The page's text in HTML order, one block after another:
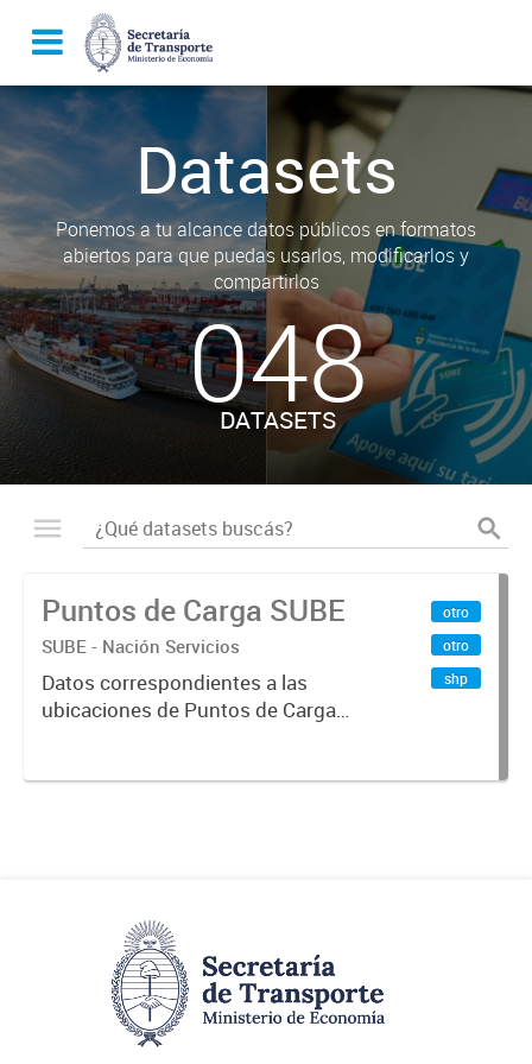
Datasets
Ponemos a tu alcance datos públicos en formatos
abiertos para que puedas usarlos, modificarlos y
compartirlos
048
DATASETS
Puntos de Carga SUBE
SUBE - Nación Servicios
Datos correspondientes a las
ubicaciones de Puntos de Carga
otro
otro
shp